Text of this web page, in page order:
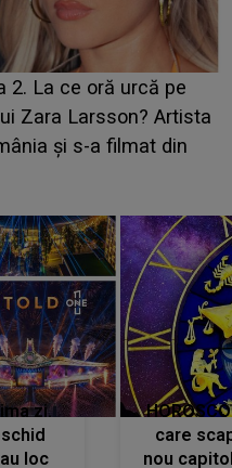
din "Casa Iubirii" l-a
CINE ESTE
Aflându-se în fața
IMEDIAT: "Am
zi.
loc
care
nou